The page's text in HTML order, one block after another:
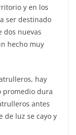
y en los
ser destinado
dos nuevas
hecho muy
hay
promedio dura
antes
de luz se cayo y